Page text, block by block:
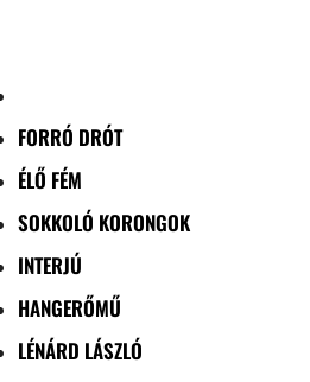
FORRÓ DRÓT
ÉLŐ FÉM
SOKKOLÓ KORONGOK
INTERJÚ
HANGERŐMŰ
LÉNÁRD LÁSZLÓ